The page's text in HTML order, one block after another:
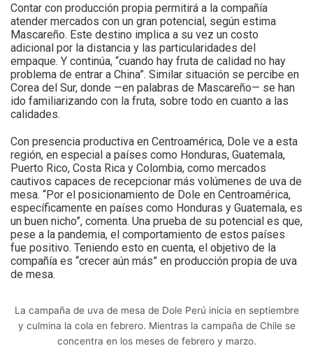
Contar con producción propia permitirá a la compañía
atender mercados con un gran potencial, según estima
Mascareño. Este destino implica a su vez un costo
adicional por la distancia y las particularidades del
empaque. Y continúa, “cuando hay fruta de calidad no hay
problema de entrar a China”. Similar situación se percibe en
Corea del Sur, donde —en palabras de Mascareño— se han
ido familiarizando con la fruta, sobre todo en cuanto a las
calidades.
Con presencia productiva en Centroamérica, Dole ve a esta
región, en especial a países como Honduras, Guatemala,
Puerto Rico, Costa Rica y Colombia, como mercados
cautivos capaces de recepcionar más volúmenes de uva de
mesa. “Por el posicionamiento de Dole en Centroamérica,
específicamente en países como Honduras y Guatemala, es
un buen nicho”, comenta. Una prueba de su potencial es que,
pese a la pandemia, el comportamiento de estos países
fue positivo. Teniendo esto en cuenta, el objetivo de la
compañía es “crecer aún más” en producción propia de uva
de mesa.
La campaña de uva de mesa de Dole Perú inicia en septiembre
y culmina la cola en febrero. Mientras la campaña de Chile se
concentra en los meses de febrero y marzo.